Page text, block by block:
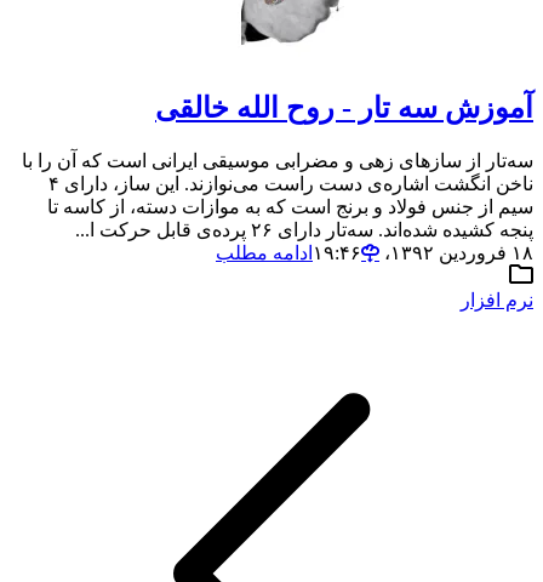
آموزش سه تار - روح الله خالقی
سه‌تار از سازهای زهی و مضرابی موسیقی ایرانی است که آن را با
ناخن انگشت اشاره‌ی دست راست می‌نوازند. این ساز، دارای ۴
سیم از جنس فولاد و برنج است که به موازات دسته، از کاسه تا
پنجه کشیده شده‌اند. سه‌تار دارای ۲۶ پرده‌ی قابل حرکت ا...
۱۸ فروردین ۱۳۹۲،‏ ۱۹:۴۶
ادامه مطلب
نرم افزار